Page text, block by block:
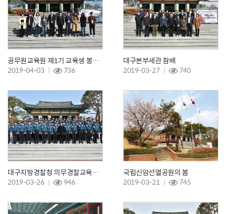
공무원교육원 제1기 교육생 봉사활동 및 참배
2019-04-03 736
대구본부세관 참배
2019-03-27 740
대구지방경찰청 의무경찰교육센터 1109기 교육생60명 참배
2019-03-26 946
국립신암선열공원의 봄
2019-03-21 745